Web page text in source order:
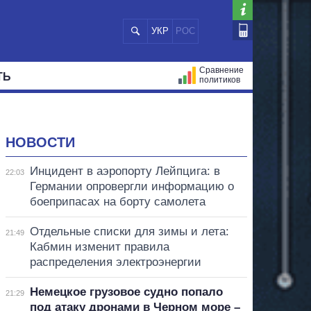
УКР РОС
Сравнение
политиков
НОВОСТИ
22:03
Инцидент в аэропорту Лейпцига: в
Германии опровергли информацию о
боеприпасах на борту самолета
21:49
Отдельные списки для зимы и лета:
Кабмин изменит правила
распределения электроэнергии
21:29
Немецкое грузовое судно попало
под атаку дронами в Черном море –